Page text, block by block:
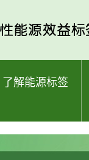
了解能源标签